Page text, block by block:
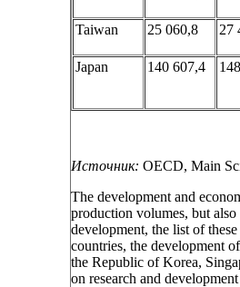
Taiwan 25 060,8 27
Japan 140 607,4
Источник: OECD, Main
The development and
production volumes, but
development, the list of
countries, the development
the Republic of Korea,
on research and